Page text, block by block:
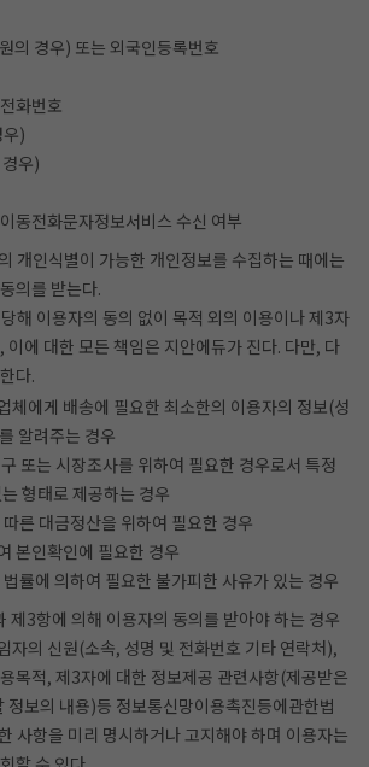
의 경우) 또는 외국인등록번호
화번호
)
우)
동전화문자정보서비스 수신 여부
개인식별이 가능한 개인정보를 수집하는 때에는
의를 받는다.
해 이용자의 동의 없이 목적 외의 이용이나 제3자
이에 대한 모든 책임은 지안에듀가 진다. 다만, 다
다.
체에게 배송에 필요한 최소한의 이용자의 정보(성
알려주는 경우
또는 시장조사를 위하여 필요한 경우로서 특정
형태로 제공하는 경우
른 대금정산을 위하여 필요한 경우
본인확인에 필요한 경우
률에 의하여 필요한 불가피한 사유가 있는 경우
3항에 의해 이용자의 동의를 받아야 하는 경우
자의 신원(소속, 성명 및 전화번호 기타 연락처),
목적, 제3자에 대한 정보제공 관련사항(제공받은
정보의 내용)등 정보통신망이용촉진등에관한법
사항을 미리 명시하거나 고지해야 하며 이용자는